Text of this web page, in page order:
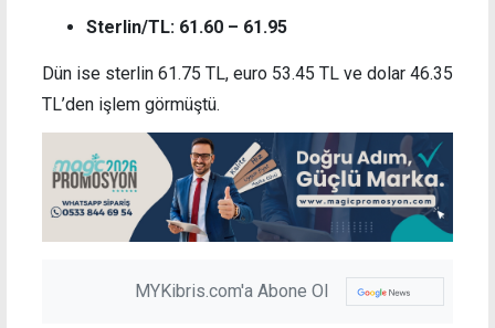
Sterlin/TL: 61.60 – 61.95
Dün ise sterlin 61.75 TL, euro 53.45 TL ve dolar 46.35
TL’den işlem görmüştü.
MYKibris.com'a Abone Ol